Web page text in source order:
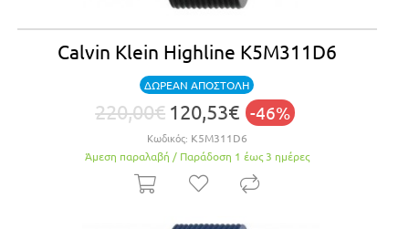
Calvin Klein Highline K5M311D6
ΔΩΡΕΑΝ ΑΠΟΣΤΟΛΗ
220,00€ 120,53€ -46%
Κωδικός: K5M311D6
Άμεση παραλαβή / Παράδoση 1 έως 3 ημέρες